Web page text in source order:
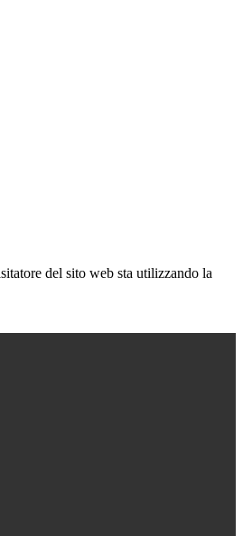
del sito web sta utilizzando la